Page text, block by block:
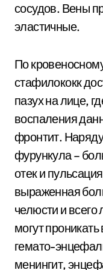
сосудов. Вены
эластичные.
По
стафилококк
пазух на лице,
воспаления
фронтит.
фурункула –
отек и
выраженная
челюсти и
могут
гемато-
менингит,